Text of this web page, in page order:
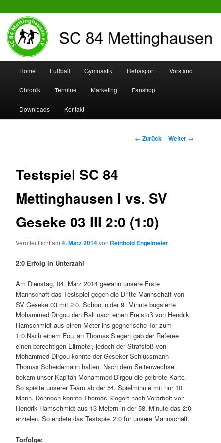
SC 84 Mettinghausen
Zum
Inhalt
wechseln
Zum
sekundären
Inhalt
Home Fußball Gymnastik Rehasport Vorstand
Chronik Termine Marketing Fanshop
Downloads Kontakt
Beitrags-
← Zurück Weiter →
Testspiel SC 84
Mettinghausen I vs. SV
Geseke 03 III 2:0 (1:0)
Veröffentlicht am4. März 2014von Reinhold Engelmeier
2:0 Erfolg in Unterzahl
Am Dienstag, 04. März 2014 gewann unsere Erste
Mannschaft das Testspiel gegen die Dritte Mannschaft von
SV Geseke 03 mit 2:0. Schon in der 9. Minute bugsierte
Mohammed Dirgou den Ball nach einen Freistoß von Hendrik
Hamschmidt aus einen Meter ins gegnerische Tor zum
1:0.Nach einem Foul an Thomas Siegert gab der Referee
einen berechtigen Elfmeter, jedoch der Strafstoß von
Mohammed Dirgou konnte der Geseker Schlussmann
Thomas Scheidemann halten. Nach dem Seitenwechsel
bekam unser Kapitän Mohammed Dirgou die gelbrote Karte.
So spielte unserer Team ab der 54. Spielminute mit nur 10
Mann. Dennoch konnte Thomas Siegert nach Vorarbeit von
Hendrik Hamschmidt aus 13 Metern in der 58. Minute das 2:0
erzielen. So endete das Testspiel 2:0 für unsere Mannschaft.
Torfolge: